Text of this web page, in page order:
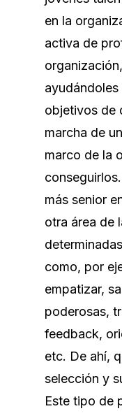
en la
activa de
objetivos de
marcha de
marco de la
más senior
otra área de
como, por
empatizar,
poderosas,
feedback,
etc. De ahí,
selección y
Este tipo de